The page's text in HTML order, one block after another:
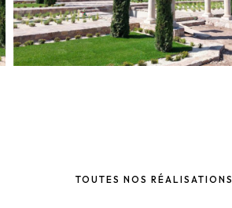
TOUTES NOS RÉALISATIONS